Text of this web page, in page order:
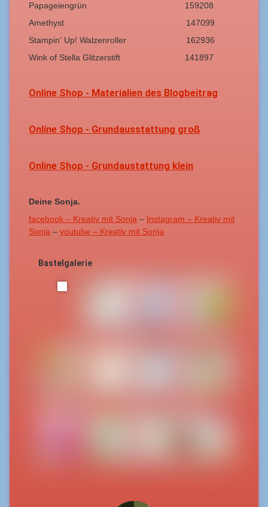
Papageiengrün 159208
Amethyst 147099
Stampin‘ Up! Walzenroller 162936
Wink of Stella Glitzerstift 141897
Online Shop - Materialien des Blogbeitrag
Online Shop - Grundausstattung groß
Online Shop - Grundaustattung klein
Deine Sonja.
facebook – Kreativ mit Sonja – Instagram – Kreativ mit
Sonja – youtube – Kreativ mit Sonja
Bastelgalerie